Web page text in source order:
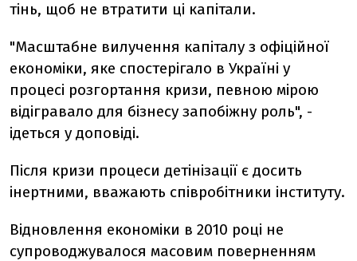
тінь, щоб не втратити ці капітали.
"Масштабне вилучення капіталу з офіційної
економіки, яке спостерігало в Україні у
процесі розгортання кризи, певною мірою
відігравало для бізнесу запобіжну роль", -
ідеться у доповіді.
Після кризи процеси детінізації є досить
інертними, вважають співробітники інституту.
Відновлення економіки в 2010 році не
супроводжувалося масовим поверненням